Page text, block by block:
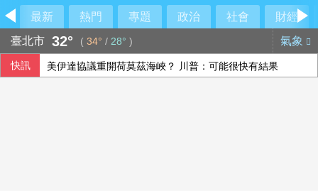
最新 熱門 專題 政治 社會
財經
臺北市 32° ( 34° / 28° ) 氣象
快訊 美伊達協議重開荷莫茲海峽？ 川普：可能很快有結果